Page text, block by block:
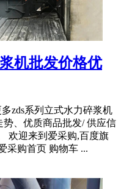
机批发价格优
zds系列立式水力碎浆机
、优质商品批发/ 供应信
欢迎来到爱采购,百度旗
采购首页 购物车 ...